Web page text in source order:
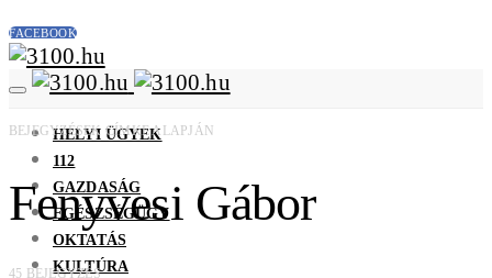
FACEBOOK
HELYI ÜGYEK
112
GAZDASÁG
EGÉSZSÉGÜGY
OKTATÁS
KULTÚRA
BEJEGYZÉSEK CÍMKE ALAPJÁN
Fenyvesi Gábor
45 BEJEGYZÉS